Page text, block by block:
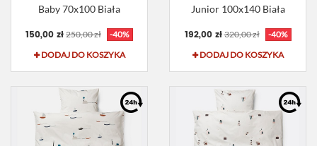
Baby 70x100 Biała
150,00 zł 250,00 zł
-40%
DODAJ DO KOSZYKA
Junior 100x140 Biała
192,00 zł 320,00 zł
-40%
DODAJ DO KOSZYKA